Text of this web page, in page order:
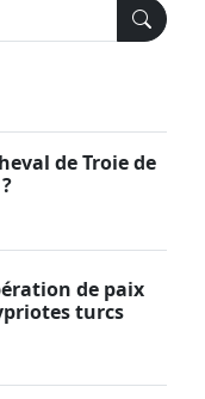
de Troie de
de paix
turcs